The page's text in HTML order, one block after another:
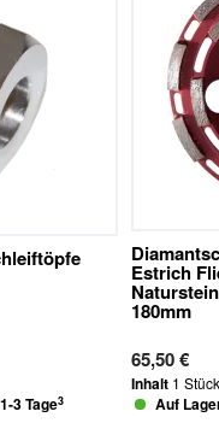
3 Tage3
Estrich
Naturstein
180mm
65,50 €
Inhalt 1 Stück
Auf